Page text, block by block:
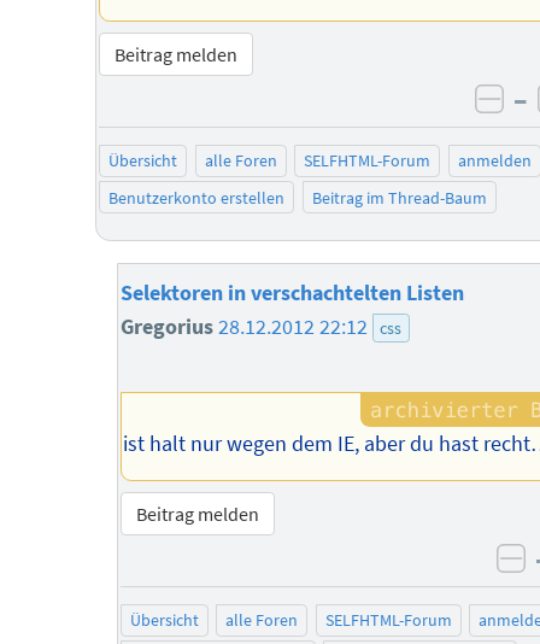
Beitrag melden
–
Übersicht alle Foren SELFHTML-Forum
anmelden
Benutzerkonto erstellen
Beitrag im Thread-Baum
Selektoren in verschachtelten Listen
Gregorius28.12.2012 22:12 css
ist halt nur wegen dem IE, aber du hast
Beitrag melden
Übersicht alle Foren SELFHTML-Forum